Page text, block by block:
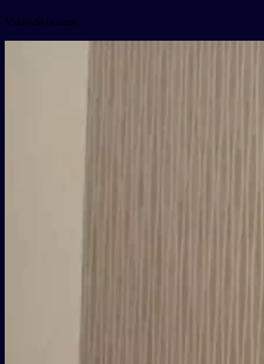
Vidéo de la carte